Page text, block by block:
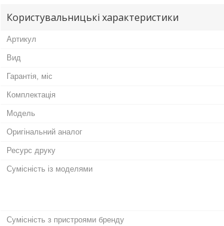
Користувальницькі характеристики
Артикул
Вид
Гарантія, міс
Комплектація
Мoдель
Оригінальний аналог
Ресурс друку
Сумісність із моделями
Сумісність з пристроями бренду